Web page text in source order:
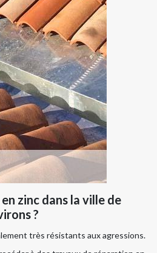
zinc dans la ville de
?
très résistants aux agressions.